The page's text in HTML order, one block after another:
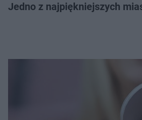
Jedno z najpiękniejszych